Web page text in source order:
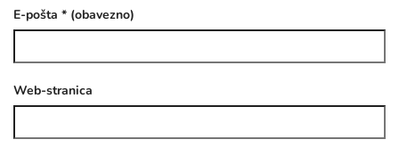
E-pošta * (obavezno)
Web-stranica